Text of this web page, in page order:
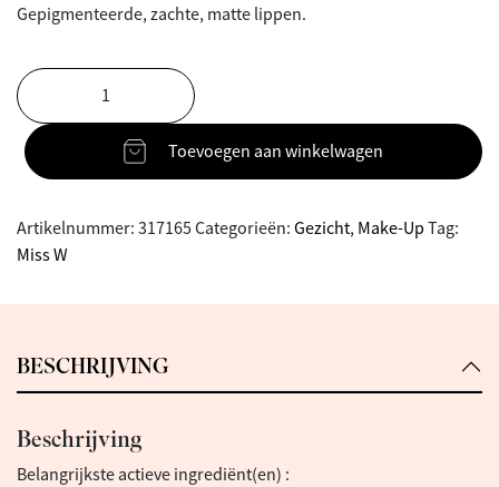
Gepigmenteerde, zachte, matte lippen.
Toevoegen aan winkelwagen
Artikelnummer: 317165Categorieën: Gezicht, Make-Up Tag:
Miss W
BESCHRIJVING
Beschrijving
Belangrijkste actieve ingrediënt(en) :